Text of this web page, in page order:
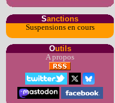
Sanctions
Suspensions en cours
Outils
A propos